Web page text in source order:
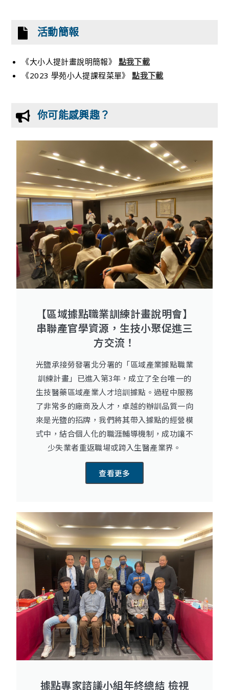
活動簡報
《大小人提計畫說明簡報》 點我下載
《2023 學苑小人提課程菜單》點我下載
你可能感興趣？
【區域據點職業訓練計畫說明會】
串聯產官學資源，生技小聚促進三
方交流！
光鹽承接勞發署北分署的「區域產業據點職業
訓練計畫」已進入第3年，成立了全台唯一的
生技醫藥區域產業人才培訓據點。過程中服務
了非常多的廠商及人才，卓越的辦訓品質一向
來是光鹽的招牌，我們將其帶入據點的經營模
式中，結合個人化的職涯輔導機制，成功讓不
少失業者重返職場或跨入生醫產業界。
查看更多
據點專家諮議小組年終總結 檢視